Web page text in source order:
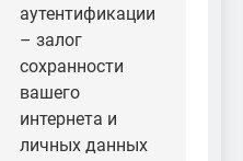
аутентификации
– залог
сохранности
вашего
интернета и
личных данных